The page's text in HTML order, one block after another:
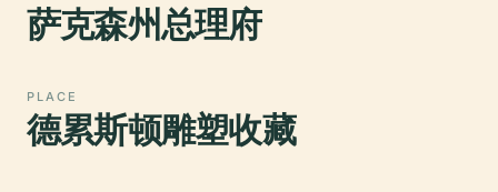
萨克森州总理府
PLACE
德累斯顿雕塑收藏